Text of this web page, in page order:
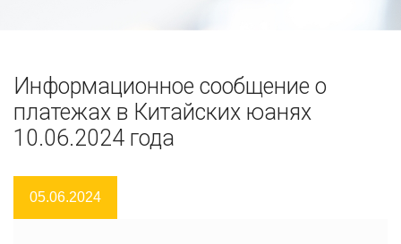
Информационное сообщение о
платежах в Китайских юанях
10.06.2024 года
05.06.2024